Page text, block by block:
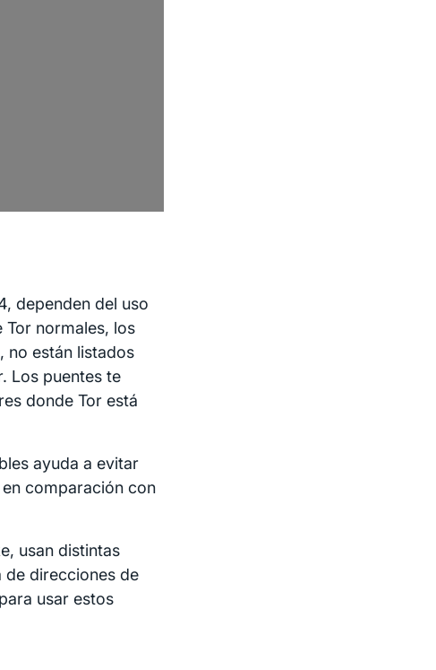
dependen del uso
normales, los
no están listados
Los puentes te
donde Tor está
ayuda a evitar
comparación con
usan distintas
de direcciones de
usar estos